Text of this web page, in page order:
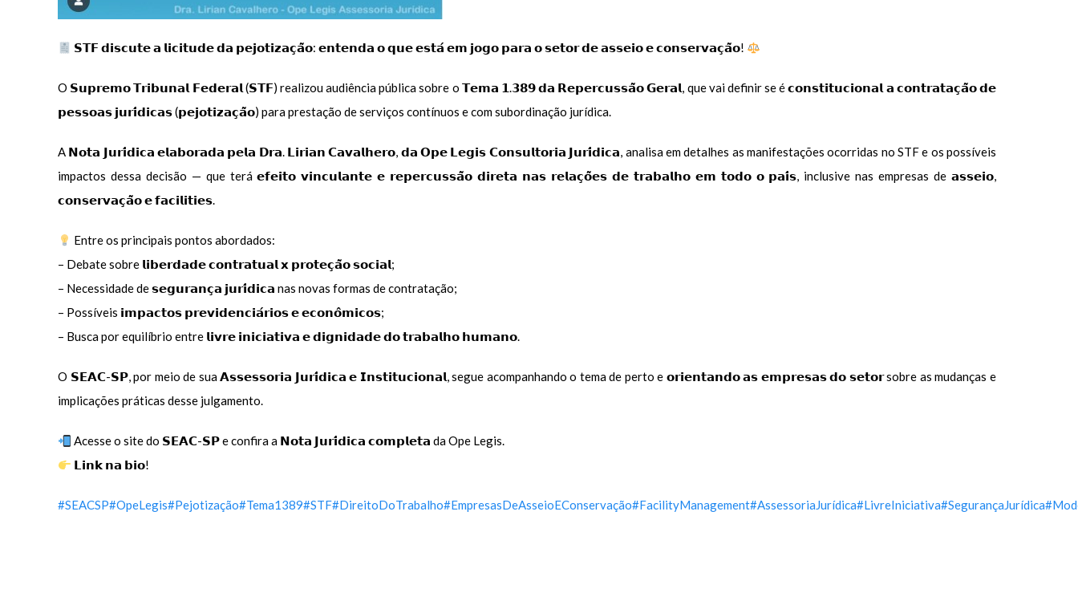
𝗦𝗧𝗙 𝗱𝗶𝘀𝗰𝘂𝘁𝗲 𝗮 𝗹𝗶𝗰𝗶𝘁𝘂𝗱𝗲 𝗱𝗮 𝗽𝗲𝗷𝗼𝘁𝗶𝘇𝗮𝗰̧𝗮̃𝗼: 𝗲𝗻𝘁𝗲𝗻𝗱𝗮 𝗼 𝗾𝘂𝗲 𝗲𝘀𝘁𝗮́ 𝗲𝗺 𝗷𝗼𝗴𝗼 𝗽𝗮𝗿𝗮 𝗼 𝘀𝗲𝘁𝗼𝗿 𝗱𝗲 𝗮𝘀𝘀𝗲𝗶𝗼 𝗲 𝗰𝗼𝗻𝘀𝗲𝗿𝘃𝗮𝗰̧𝗮̃𝗼!
O 𝗦𝘂𝗽𝗿𝗲𝗺𝗼 𝗧𝗿𝗶𝗯𝘂𝗻𝗮𝗹 𝗙𝗲𝗱𝗲𝗿𝗮𝗹 (𝗦𝗧𝗙) realizou audiência pública sobre o 𝗧𝗲𝗺𝗮 𝟭.𝟯𝟴𝟵 𝗱𝗮 𝗥𝗲𝗽𝗲𝗿𝗰𝘂𝘀𝘀𝗮̃𝗼 𝗚𝗲𝗿𝗮𝗹, que vai definir se é 𝗰𝗼𝗻𝘀𝘁𝗶𝘁𝘂𝗰𝗶𝗼𝗻𝗮𝗹 𝗮 𝗰𝗼𝗻𝘁𝗿𝗮𝘁𝗮𝗰̧𝗮̃𝗼 𝗱𝗲
𝗽𝗲𝘀𝘀𝗼𝗮𝘀 𝗷𝘂𝗿𝗶́𝗱𝗶𝗰𝗮𝘀 (𝗽𝗲𝗷𝗼𝘁𝗶𝘇𝗮𝗰̧𝗮̃𝗼) para prestação de serviços contínuos e com subordinação jurídica.
A 𝗡𝗼𝘁𝗮 𝗝𝘂𝗿𝗶́𝗱𝗶𝗰𝗮 𝗲𝗹𝗮𝗯𝗼𝗿𝗮𝗱𝗮 𝗽𝗲𝗹𝗮 𝗗𝗿𝗮. 𝗟𝗶𝗿𝗶𝗮𝗻 𝗖𝗮𝘃𝗮𝗹𝗵𝗲𝗿𝗼, 𝗱𝗮 𝗢𝗽𝗲 𝗟𝗲𝗴𝗶𝘀 𝗖𝗼𝗻𝘀𝘂𝗹𝘁𝗼𝗿𝗶𝗮 𝗝𝘂𝗿𝗶́𝗱𝗶𝗰𝗮, analisa em detalhes as manifestações ocorridas no STF e os possíveis
impactos dessa decisão — que terá 𝗲𝗳𝗲𝗶𝘁𝗼 𝘃𝗶𝗻𝗰𝘂𝗹𝗮𝗻𝘁𝗲 𝗲 𝗿𝗲𝗽𝗲𝗿𝗰𝘂𝘀𝘀𝗮̃𝗼 𝗱𝗶𝗿𝗲𝘁𝗮 𝗻𝗮𝘀 𝗿𝗲𝗹𝗮𝗰̧𝗼̃𝗲𝘀 𝗱𝗲 𝘁𝗿𝗮𝗯𝗮𝗹𝗵𝗼 𝗲𝗺 𝘁𝗼𝗱𝗼 𝗼 𝗽𝗮𝗶́𝘀, inclusive nas empresas de 𝗮𝘀𝘀𝗲𝗶𝗼,
𝗰𝗼𝗻𝘀𝗲𝗿𝘃𝗮𝗰̧𝗮̃𝗼 𝗲 𝗳𝗮𝗰𝗶𝗹𝗶𝘁𝗶𝗲𝘀.
Entre os principais pontos abordados:
– Debate sobre 𝗹𝗶𝗯𝗲𝗿𝗱𝗮𝗱𝗲 𝗰𝗼𝗻𝘁𝗿𝗮𝘁𝘂𝗮𝗹 𝘅 𝗽𝗿𝗼𝘁𝗲𝗰̧𝗮̃𝗼 𝘀𝗼𝗰𝗶𝗮𝗹;
– Necessidade de 𝘀𝗲𝗴𝘂𝗿𝗮𝗻𝗰̧𝗮 𝗷𝘂𝗿𝗶́𝗱𝗶𝗰𝗮 nas novas formas de contratação;
– Possíveis 𝗶𝗺𝗽𝗮𝗰𝘁𝗼𝘀 𝗽𝗿𝗲𝘃𝗶𝗱𝗲𝗻𝗰𝗶𝗮́𝗿𝗶𝗼𝘀 𝗲 𝗲𝗰𝗼𝗻𝗼̂𝗺𝗶𝗰𝗼𝘀;
– Busca por equilíbrio entre 𝗹𝗶𝘃𝗿𝗲 𝗶𝗻𝗶𝗰𝗶𝗮𝘁𝗶𝘃𝗮 𝗲 𝗱𝗶𝗴𝗻𝗶𝗱𝗮𝗱𝗲 𝗱𝗼 𝘁𝗿𝗮𝗯𝗮𝗹𝗵𝗼 𝗵𝘂𝗺𝗮𝗻𝗼.
O 𝗦𝗘𝗔𝗖-𝗦𝗣, por meio de sua 𝗔𝘀𝘀𝗲𝘀𝘀𝗼𝗿𝗶𝗮 𝗝𝘂𝗿𝗶́𝗱𝗶𝗰𝗮 𝗲 𝗜𝗻𝘀𝘁𝗶𝘁𝘂𝗰𝗶𝗼𝗻𝗮𝗹, segue acompanhando o tema de perto e 𝗼𝗿𝗶𝗲𝗻𝘁𝗮𝗻𝗱𝗼 𝗮𝘀 𝗲𝗺𝗽𝗿𝗲𝘀𝗮𝘀 𝗱𝗼 𝘀𝗲𝘁𝗼𝗿 sobre as mudanças e
implicações práticas desse julgamento.
Acesse o site do 𝗦𝗘𝗔𝗖-𝗦𝗣 e confira a 𝗡𝗼𝘁𝗮 𝗝𝘂𝗿𝗶́𝗱𝗶𝗰𝗮 𝗰𝗼𝗺𝗽𝗹𝗲𝘁𝗮 da Ope Legis.
𝗟𝗶𝗻𝗸 𝗻𝗮 𝗯𝗶𝗼!
#SEACSP#OpeLegis#Pejotização#Tema1389#STF#DireitoDoTrabalho#EmpresasDeAsseioEConservação#FacilityManagement#AssessoriaJurídica#LivreIniciativa#SegurançaJurídica